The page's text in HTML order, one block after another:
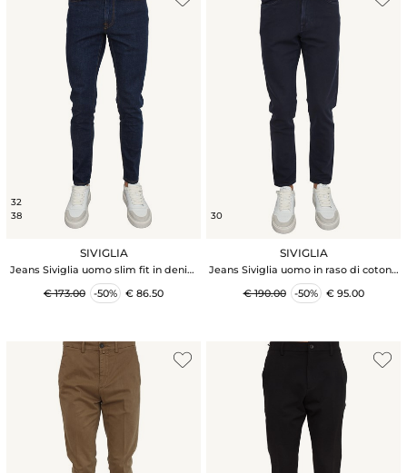
32
38
SIVIGLIA
Jeans Siviglia uomo slim fit in denim
blu
€ 173.00
-50% € 86.50
30
SIVIGLIA
Jeans Siviglia uomo in raso di cotone
blu
€ 190.00
-50% € 95.00